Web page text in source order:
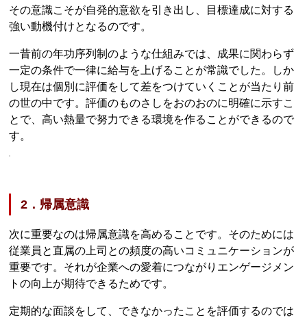
その意識こそが自発的意欲を引き出し、目標達成に対する
強い動機付けとなるのです。
一昔前の年功序列制のような仕組みでは、成果に関わらず
一定の条件で一律に給与を上げることが常識でした。しか
し現在は個別に評価をして差をつけていくことが当たり前
の世の中です。評価のものさしをおのおのに明確に示すこ
とで、高い熱量で努力できる環境を作ることができるので
す。
2．帰属意識
次に重要なのは帰属意識を高めることです。そのためには
従業員と直属の上司との頻度の高いコミュニケーションが
重要です。それが企業への愛着につながりエンゲージメン
トの向上が期待できるためです。
定期的な面談をして、できなかったことを評価するのでは